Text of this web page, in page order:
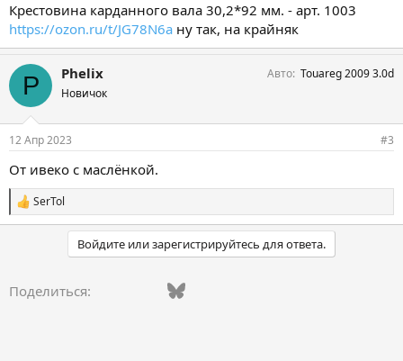
Крестовина карданного вала 30,2*92 мм. - арт. 1003
https://ozon.ru/t/JG78N6a ну так, на крайняк
P Phelix
Новичок
Авто Touareg 2009 3.0d
12 Апр 2023 #3
От ивеко с маслёнкой.
С
и
и
SerTol
Войдите или зарегистрируйтесь для ответа.
Поделиться: Vkontakte
FacebookBluesky